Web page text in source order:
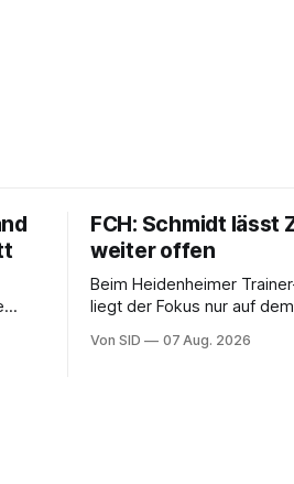
FCH: Schmidt lässt
weiter offen
Beim Heidenheimer
liegt der Fokus nur auf dem Zweitliga-
Von SID 07 Aug. 2026